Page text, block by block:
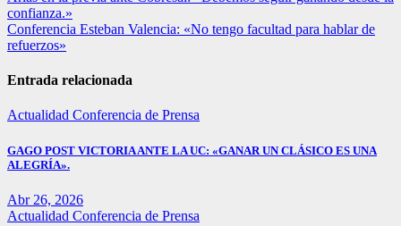
de
entradas
confianza.»
Conferencia Esteban Valencia: «No tengo facultad para hablar de
refuerzos»
Entrada relacionada
Actualidad Conferencia de Prensa
GAGO POST VICTORIA ANTE LA UC: «GANAR UN CLÁSICO ES UNA
ALEGRÍA».
Abr 26, 2026
Actualidad Conferencia de Prensa